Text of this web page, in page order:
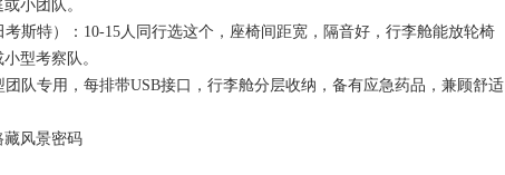
小团队。
考斯特）：10-15人同行选这个，座椅间距宽，隔音好，行李舱能放轮椅
型考察队。
团队专用，每排带USB接口，行李舱分层收纳，备有应急药品，兼顾舒适
藏风景密码